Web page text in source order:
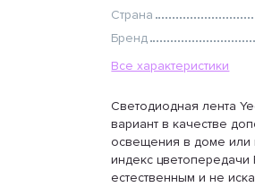
Страна
Бренд
Все характеристики
Светодиодная лента
вариант в качестве
освещения в доме или
индекс
естественным и не